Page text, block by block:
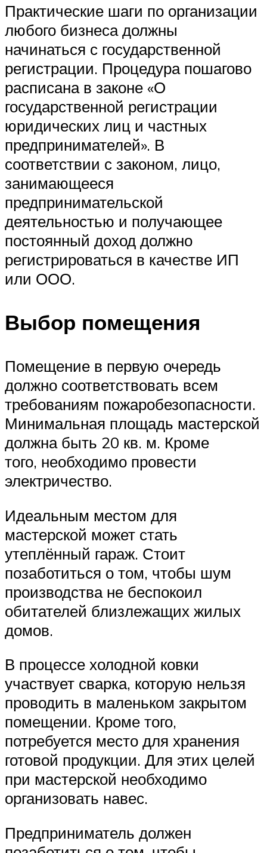
Практические шаги по организации
любого бизнеса должны
начинаться с государственной
регистрации. Процедура пошагово
расписана в законе «О
государственной регистрации
юридических лиц и частных
предпринимателей». В
соответствии с законом, лицо,
занимающееся
предпринимательской
деятельностью и получающее
постоянный доход должно
регистрироваться в качестве ИП
или ООО.
Выбор помещения
Помещение в первую очередь
должно соответствовать всем
требованиям пожаробезопасности.
Минимальная площадь мастерской
должна быть 20 кв. м. Кроме
того, необходимо провести
электричество.
Идеальным местом для
мастерской может стать
утеплённый гараж. Стоит
позаботиться о том, чтобы шум
производства не беспокоил
обитателей близлежащих жилых
домов.
В процессе холодной ковки
участвует сварка, которую нельзя
проводить в маленьком закрытом
помещении. Кроме того,
потребуется место для хранения
готовой продукции. Для этих целей
при мастерской необходимо
организовать навес.
Предприниматель должен